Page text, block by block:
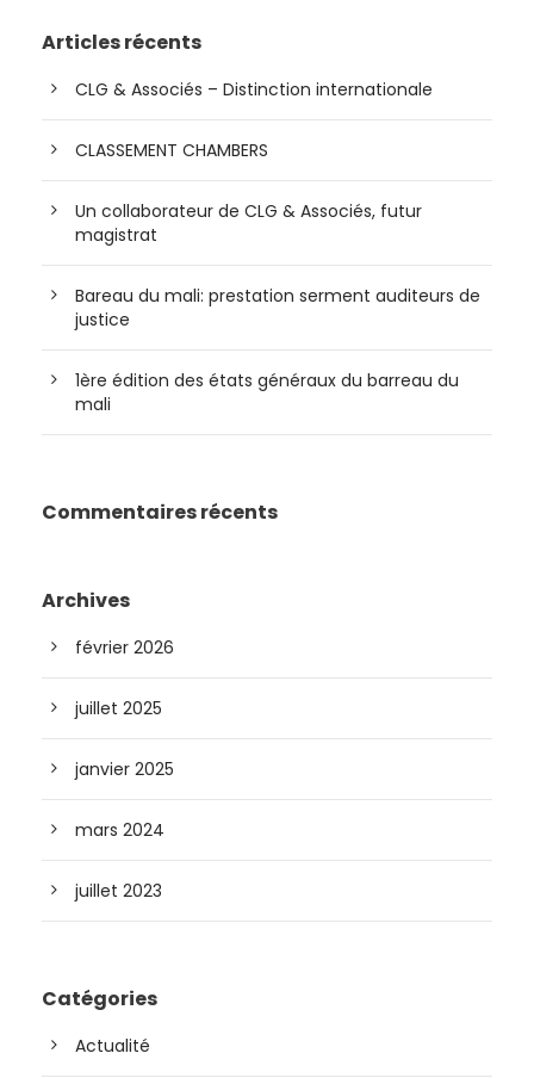
Articles récents
CLG & Associés – Distinction internationale
CLASSEMENT CHAMBERS
Un collaborateur de CLG & Associés, futur
magistrat
Bareau du mali: prestation serment auditeurs de
justice
1ère édition des états généraux du barreau du
mali
Commentaires récents
Archives
février 2026
juillet 2025
janvier 2025
mars 2024
juillet 2023
Catégories
Actualité